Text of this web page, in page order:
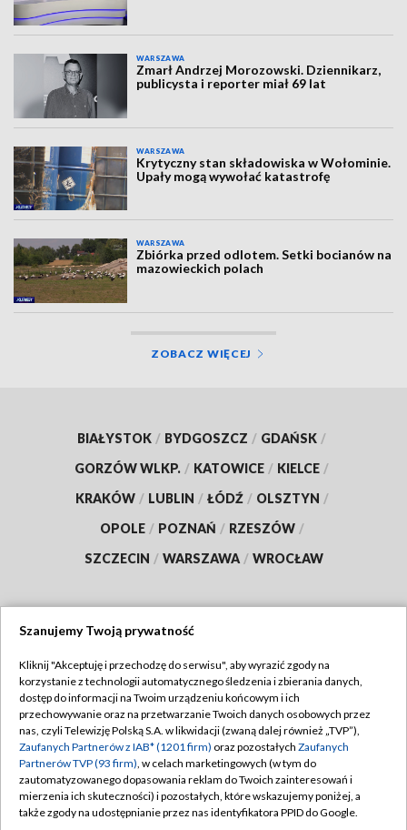
WARSZAWA
Zmarł Andrzej Morozowski. Dziennikarz,
publicysta i reporter miał 69 lat
WARSZAWA
Krytyczny stan składowiska w Wołominie.
Upały mogą wywołać katastrofę
WARSZAWA
Zbiórka przed odlotem. Setki bocianów na
mazowieckich polach
ZOBACZ WIĘCEJ
BIAŁYSTOK / BYDGOSZCZ / GDAŃSK /
GORZÓW WLKP. / KATOWICE / KIELCE /
KRAKÓW / LUBLIN / ŁÓDŹ / OLSZTYN /
OPOLE / POZNAŃ / RZESZÓW /
SZCZECIN / WARSZAWA / WROCŁAW
TVP
Abonament TVP
Emisja w TVP
Centrum informacji TVP
Naziemna Telewizja Cyfrowa
Regulamin TVP
Polityka prywatności
Moje zgody
Pomoc
Szanujemy Twoją prywatność
Kliknij "Akceptuję i przechodzę do serwisu", aby wyrazić zgody na
korzystanie z technologii automatycznego śledzenia i zbierania danych,
dostęp do informacji na Twoim urządzeniu końcowym i ich
przechowywanie oraz na przetwarzanie Twoich danych osobowych przez
nas, czyli Telewizję Polską S.A. w likwidacji (zwaną dalej również „TVP”),
Zaufanych Partnerów z IAB* (1201 firm) oraz pozostałych Zaufanych
Partnerów TVP (93 firm), w celach marketingowych (w tym do
zautomatyzowanego dopasowania reklam do Twoich zainteresowań i
mierzenia ich skuteczności) i pozostałych, które wskazujemy poniżej, a
także zgody na udostępnianie przez nas identyfikatora PPID do Google.